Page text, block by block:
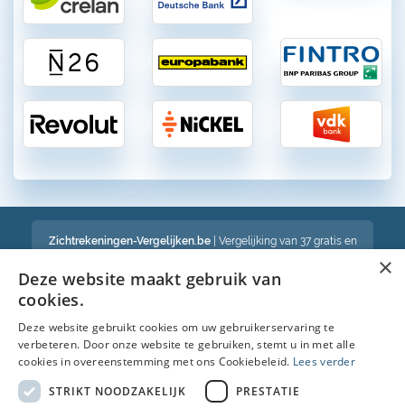
Zichtrekeningen-Vergelijken.be| Vergelijking van 37 gratis en
Een volledig onafhankelijke vergelijking van gratis en betalende
bankrekeningen in België
Bekijk ook :
Spaarrekening
×
Deze website maakt gebruik van
cookies.
Deze website gebruikt cookies om uw gebruikerservaring te
verbeteren. Door onze website te gebruiken, stemt u in met alle
cookies in overeenstemming met ons Cookiebeleid. Lees verder
STRIKT NOODZAKELIJK
PRESTATIE